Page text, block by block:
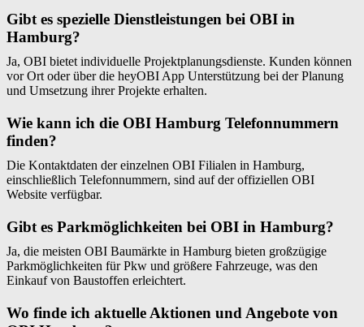
Gibt es spezielle Dienstleistungen bei OBI in
Hamburg?
Ja, OBI bietet individuelle Projektplanungsdienste. Kunden können
vor Ort oder über die heyOBI App Unterstützung bei der Planung
und Umsetzung ihrer Projekte erhalten.
Wie kann ich die OBI Hamburg Telefonnummern
finden?
Die Kontaktdaten der einzelnen OBI Filialen in Hamburg,
einschließlich Telefonnummern, sind auf der offiziellen OBI
Website verfügbar.
Gibt es Parkmöglichkeiten bei OBI in Hamburg?
Ja, die meisten OBI Baumärkte in Hamburg bieten großzügige
Parkmöglichkeiten für Pkw und größere Fahrzeuge, was den
Einkauf von Baustoffen erleichtert.
Wo finde ich aktuelle Aktionen und Angebote von